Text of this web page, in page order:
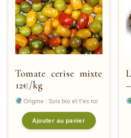
Tomate cerise mixte
12€/kg
Origine : Sois bio et t'es toi
Ajouter au panier